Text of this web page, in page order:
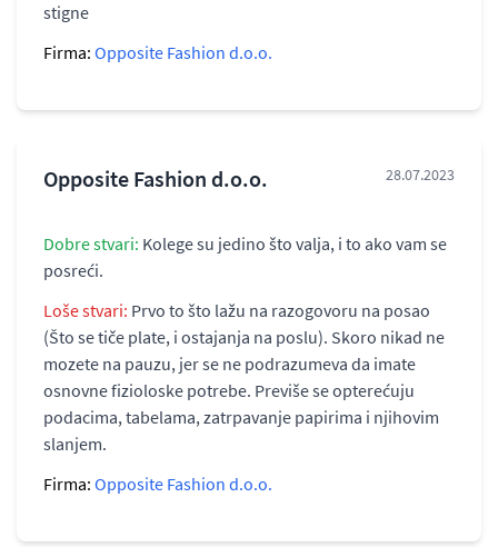
stigne
Firma: Opposite Fashion d.o.o.
Opposite Fashion d.o.o. 28.07.2023
Dobre stvari: Kolege su jedino što valja, i to ako vam se
posreći.
Loše stvari: Prvo to što lažu na razogovoru na posao
(Što se tiče plate, i ostajanja na poslu). Skoro nikad ne
mozete na pauzu, jer se ne podrazumeva da imate
osnovne fizioloske potrebe. Previše se opterećuju
podacima, tabelama, zatrpavanje papirima i njihovim
slanjem.
Firma: Opposite Fashion d.o.o.